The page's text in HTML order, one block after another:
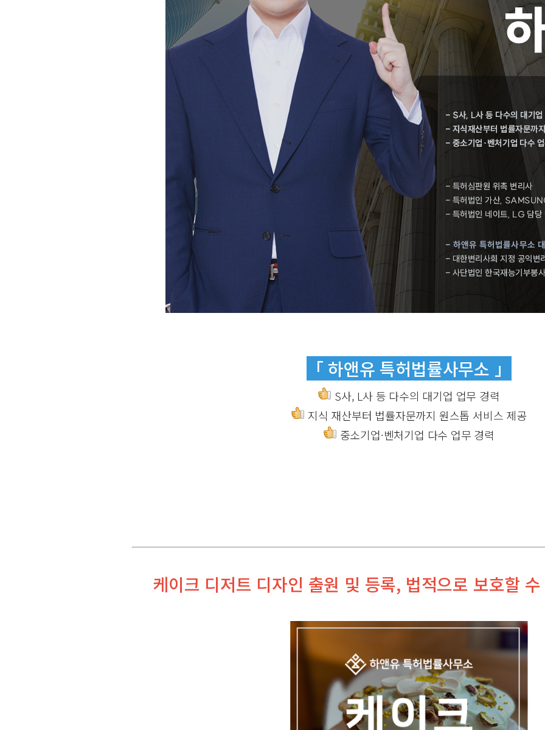
「 하앤유 특허법률사무소 」
S사, L사 등 다수의 대기업 업무 경력
지식 재산부터 법률자문까지 원스톱 서비스 제공
중소기업·벤처기업 다수 업무 경력
케이크 디저트 디자인 출원 및 등록, 법적으로 보호할